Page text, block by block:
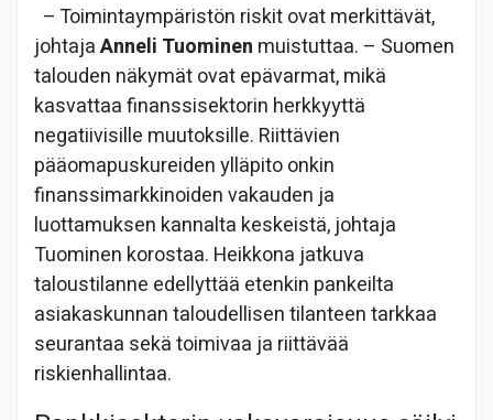
– Toimintaympäristön riskit ovat merkittävät,
johtajaAnneli Tuominen muistuttaa. – Suomen
talouden näkymät ovat epävarmat, mikä
kasvattaa finanssisektorin herkkyyttä
negatiivisille muutoksille. Riittävien
pääomapuskureiden ylläpito onkin
finanssimarkkinoiden vakauden ja
luottamuksen kannalta keskeistä, johtaja
Tuominen korostaa. Heikkona jatkuva
taloustilanne edellyttää etenkin pankeilta
asiakaskunnan taloudellisen tilanteen tarkkaa
seurantaa sekä toimivaa ja riittävää
riskienhallintaa.